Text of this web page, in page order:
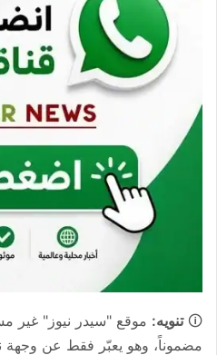
🛈تنويه: موقع "سيدر نيوز" غير
مضموناً، وهو يعبّر فقط عن وجهة